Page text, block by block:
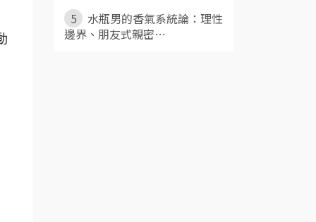
5
水瓶男的香氣系統論：理性
邊界、朋友式親密⋯